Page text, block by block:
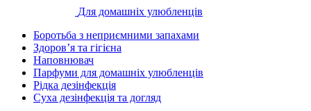
Для домашніх улюбленців
Боротьба з неприємними запахами
Здоров’я та гігієна
Наповнювач
Парфуми для домашніх улюбленців
Рідка дезінфекція
Суха дезінфекція та догляд